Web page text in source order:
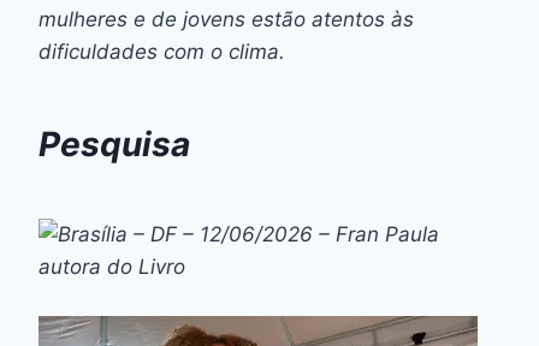
mulheres e de jovens estão atentos às
dificuldades com o clima.
Pesquisa